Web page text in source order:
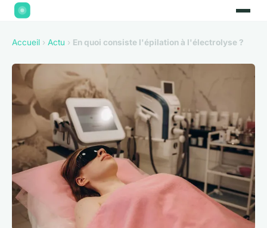
Accueil › Actu › En quoi consiste l'épilation à l'électrolyse ?